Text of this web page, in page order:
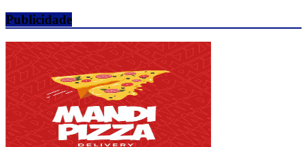
Publicidade